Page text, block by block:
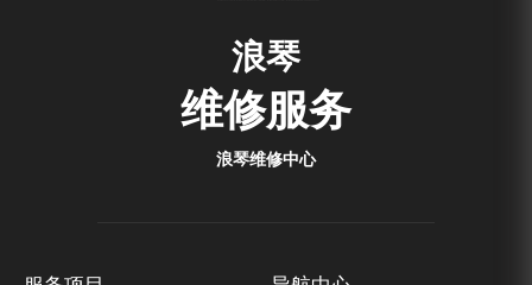
浪琴
维修服务
浪琴维修中心